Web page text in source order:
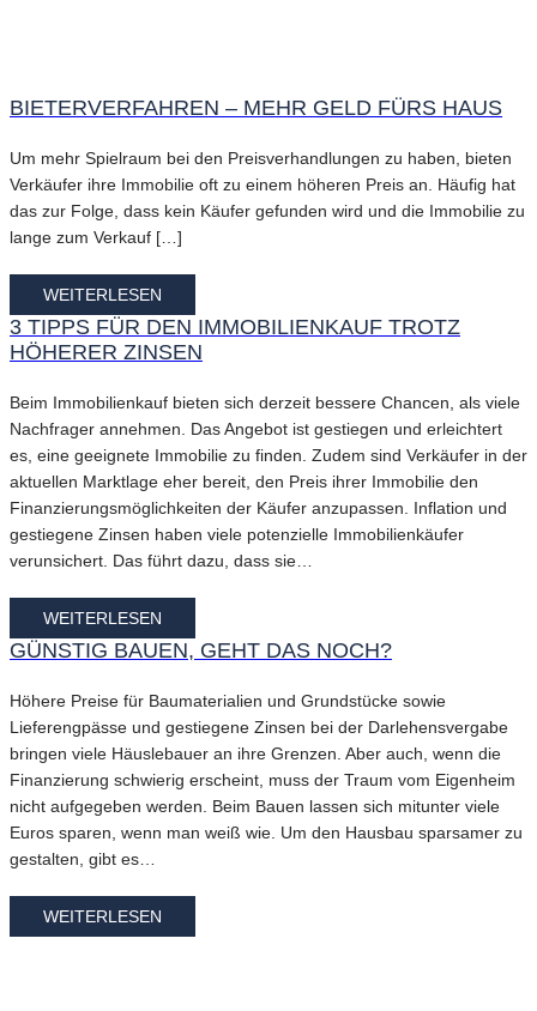
BIETERVERFAHREN – MEHR GELD FÜRS HAUS
Um mehr Spielraum bei den Preisverhandlungen zu haben, bieten
Verkäufer ihre Immobilie oft zu einem höheren Preis an. Häufig hat
das zur Folge, dass kein Käufer gefunden wird und die Immobilie zu
lange zum Verkauf […]
WEITERLESEN
3 TIPPS FÜR DEN IMMOBILIENKAUF TROTZ
HÖHERER ZINSEN
Beim Immobilienkauf bieten sich derzeit bessere Chancen, als viele
Nachfrager annehmen. Das Angebot ist gestiegen und erleichtert
es, eine geeignete Immobilie zu finden. Zudem sind Verkäufer in der
aktuellen Marktlage eher bereit, den Preis ihrer Immobilie den
Finanzierungsmöglichkeiten der Käufer anzupassen. Inflation und
gestiegene Zinsen haben viele potenzielle Immobilienkäufer
verunsichert. Das führt dazu, dass sie…
WEITERLESEN
GÜNSTIG BAUEN, GEHT DAS NOCH?
Höhere Preise für Baumaterialien und Grundstücke sowie
Lieferengpässe und gestiegene Zinsen bei der Darlehensvergabe
bringen viele Häuslebauer an ihre Grenzen. Aber auch, wenn die
Finanzierung schwierig erscheint, muss der Traum vom Eigenheim
nicht aufgegeben werden. Beim Bauen lassen sich mitunter viele
Euros sparen, wenn man weiß wie. Um den Hausbau sparsamer zu
gestalten, gibt es…
WEITERLESEN